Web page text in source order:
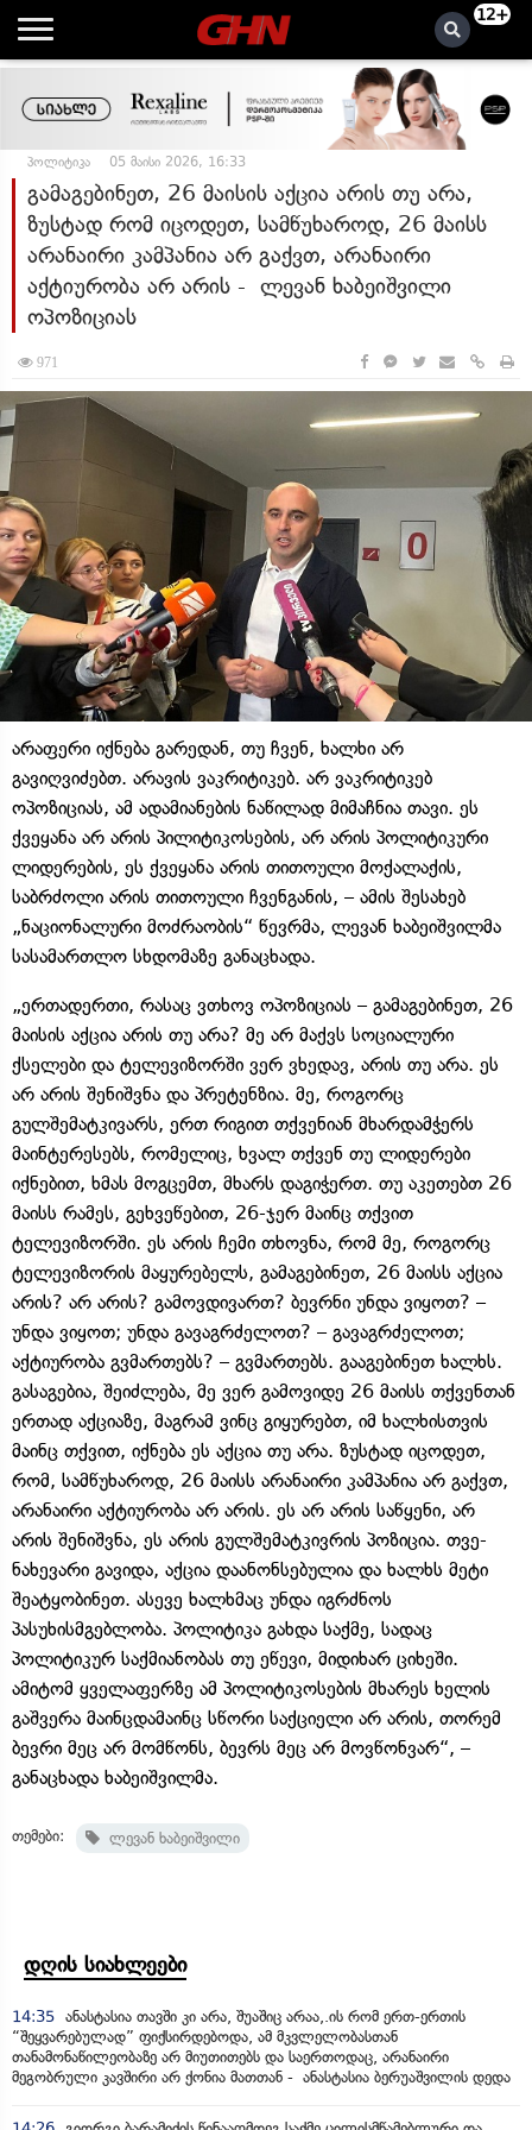
12+
პოლიტიკა 05 მაისი 2026, 16:33
გამაგებინეთ, 26 მაისის აქცია არის თუ არა,
ზუსტად რომ იცოდეთ, სამწუხაროდ, 26 მაისს
არანაირი კამპანია არ გაქვთ, არანაირი
აქტიურობა არ არის - ლევან ხაბეიშვილი
ოპოზიციას
971
არაფერი იქნება გარედან, თუ ჩვენ, ხალხი არ
გავიღვიძებთ. არავის ვაკრიტიკებ. არ ვაკრიტიკებ
ოპოზიციას, ამ ადამიანების ნაწილად მიმაჩნია თავი. ეს
ქვეყანა არ არის პილიტიკოსების, არ არის პოლიტიკური
ლიდერების, ეს ქვეყანა არის თითოული მოქალაქის,
საბრძოლი არის თითოული ჩვენგანის, – ამის შესახებ
„ნაციონალური მოძრაობის“ წევრმა, ლევან ხაბეიშვილმა
სასამართლო სხდომაზე განაცხადა.
„ერთადერთი, რასაც ვთხოვ ოპოზიციას – გამაგებინეთ, 26
მაისის აქცია არის თუ არა? მე არ მაქვს სოციალური
ქსელები და ტელევიზორში ვერ ვხედავ, არის თუ არა. ეს
არ არის შენიშვნა და პრეტენზია. მე, როგორც
გულშემატკივარს, ერთ რიგით თქვენიან მხარდამჭერს
მაინტერესებს, რომელიც, ხვალ თქვენ თუ ლიდერები
იქნებით, ხმას მოგცემთ, მხარს დაგიჭერთ. თუ აკეთებთ 26
მაისს რამეს, გეხვეწებით, 26-ჯერ მაინც თქვით
ტელევიზორში. ეს არის ჩემი თხოვნა, რომ მე, როგორც
ტელევიზორის მაყურებელს, გამაგებინეთ, 26 მაისს აქცია
არის? არ არის? გამოვდივართ? ბევრნი უნდა ვიყოთ? –
უნდა ვიყოთ; უნდა გავაგრძელოთ? – გავაგრძელოთ;
აქტიურობა გვმართებს? – გვმართებს. გააგებინეთ ხალხს.
გასაგებია, შეიძლება, მე ვერ გამოვიდე 26 მაისს თქვენთან
ერთად აქციაზე, მაგრამ ვინც გიყურებთ, იმ ხალხისთვის
მაინც თქვით, იქნება ეს აქცია თუ არა. ზუსტად იცოდეთ,
რომ, სამწუხაროდ, 26 მაისს არანაირი კამპანია არ გაქვთ,
არანაირი აქტიურობა არ არის. ეს არ არის საწყენი, არ
არის შენიშვნა, ეს არის გულშემატკივრის პოზიცია. თვე-
ნახევარი გავიდა, აქცია დაანონსებულია და ხალხს მეტი
შეატყობინეთ. ასევე ხალხმაც უნდა იგრძნოს
პასუხისმგებლობა. პოლიტიკა გახდა საქმე, სადაც
პოლიტიკურ საქმიანობას თუ ეწევი, მიდიხარ ციხეში.
ამიტომ ყველაფერზე ამ პოლიტიკოსების მხარეს ხელის
გაშვერა მაინცდამაინც სწორი საქციელი არ არის, თორემ
ბევრი მეც არ მომწონს, ბევრს მეც არ მოვწონვარ“, –
განაცხადა ხაბეიშვილმა.
თემები: ლევან ხაბეიშვილი
დღის სიახლეები
14:35 ანასტასია თავში კი არა, შუაშიც არაა,.ის რომ ერთ-ერთის
“შეყვარებულად” ფიქსირდებოდა, ამ მკვლელობასთან
თანამონაწილეობაზე არ მიუთითებს და საერთოდაც, არანაირი
მეგობრული კავშირი არ ქონია მათთან - ანასტასია ბერუაშვილის დედა